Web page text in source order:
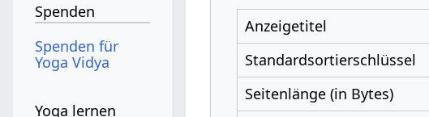
Anzeigetitel
Standardsortierschlüssel
Seitenlänge (in Bytes)
Spenden
Spenden für
Yoga Vidya
Yoga lernen